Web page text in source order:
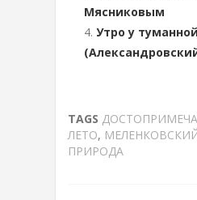
Мясниковым
Утро у
TAGS
ЛЕТО,
ПРИРОДА